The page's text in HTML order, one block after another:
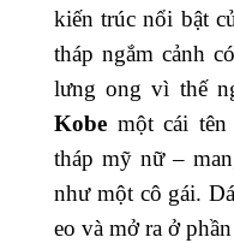
kiến trúc nổi bật
tháp ngắm cảnh
lưng ong vì thế
Kobe một cái
tháp mỹ nữ –
như một cô gái.
eo và mở ra ở